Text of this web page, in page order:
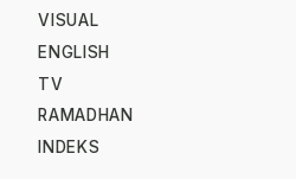
VISUAL
ENGLISH
TV
RAMADHAN
INDEKS